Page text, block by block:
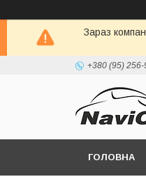
Зараз
+380 (95) 256-
ГОЛОВНА